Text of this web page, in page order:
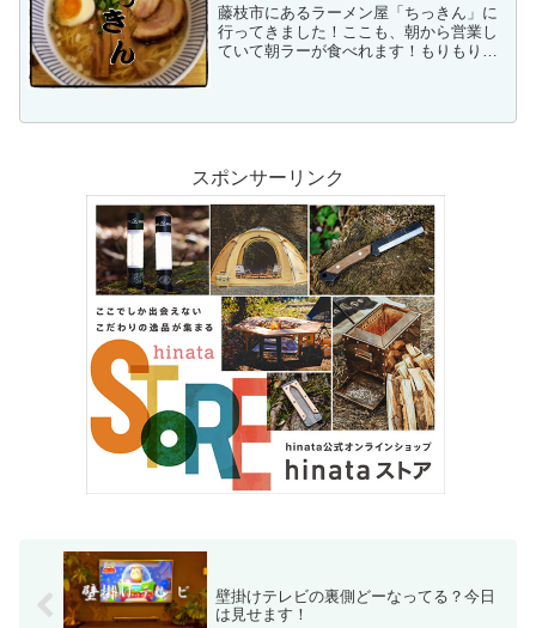
藤枝市にあるラーメン屋「ちっきん」に
行ってきました！ここも、朝から営業し
ていて朝ラーが食べれます！もりもりブ
スポンサーリンク
壁掛けテレビの裏側どーなってる？今日
は見せます！